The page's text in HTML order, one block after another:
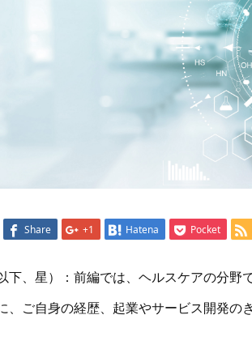
Share +1 Hatena Pocket
下、星）：前編では、ヘルスケアの分
、ご自身の経歴、起業やサービス開発の